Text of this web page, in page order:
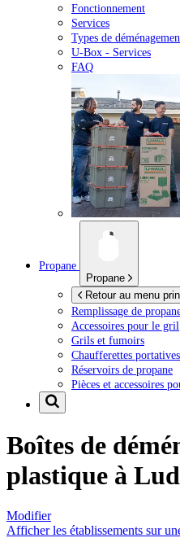
Fonctionnement
Services
Types de
U-Box - Services
FAQ
Propane
Propane
Retour au menu
Remplissage de
Accessoires pour le gril
Grils et fumoirs
Chaufferettes portatives
Réservoirs de propane
Pièces et accessoires
Boîtes de
plastique à
Modifier
Afficher les établissements sur